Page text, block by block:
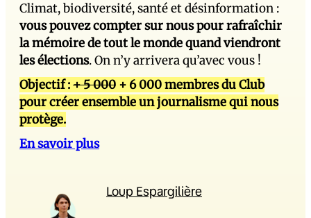
Climat, biodiversité, santé et désinformation :
vous pouvez compter sur nous pour rafraîchir
la mémoire de tout le monde quand viendront
les élections. On n’y arrivera qu’avec vous !
Objectif :+ 5 000 + 6 000 membres du Club
pour créer ensemble un journalisme qui nous
protège.
En savoir plus
Loup Espargilière